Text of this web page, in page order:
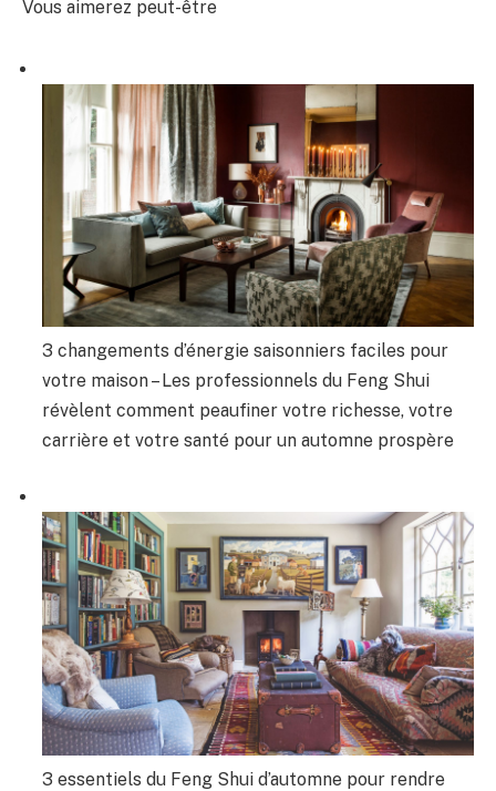
Vous aimerez peut-être
3 changements d’énergie saisonniers faciles pour
votre maison – Les professionnels du Feng Shui
révèlent comment peaufiner votre richesse, votre
carrière et votre santé pour un automne prospère
3 essentiels du Feng Shui d’automne pour rendre